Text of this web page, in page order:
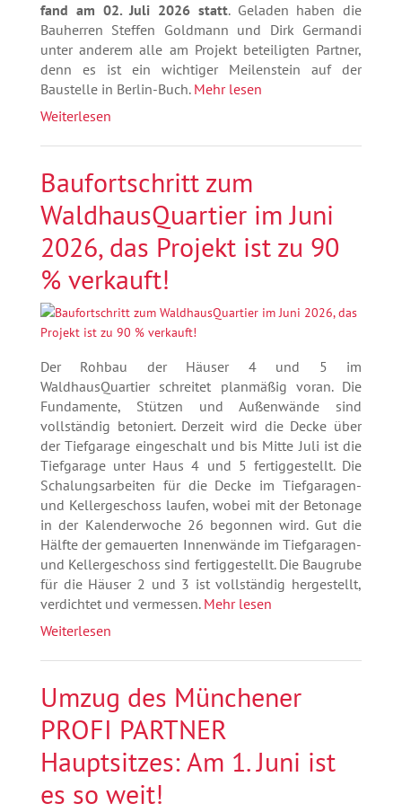
fand am 02. Juli 2026 statt. Geladen haben die
Bauherren Steffen Goldmann und Dirk Germandi
unter anderem alle am Projekt beteiligten Partner,
denn es ist ein wichtiger Meilenstein auf der
Baustelle in Berlin-Buch. Mehr lesen
Weiterlesen
Baufortschritt zum
WaldhausQuartier im Juni
2026, das Projekt ist zu 90
% verkauft!
Der Rohbau der Häuser 4 und 5 im
WaldhausQuartier schreitet planmäßig voran. Die
Fundamente, Stützen und Außenwände sind
vollständig betoniert. Derzeit wird die Decke über
der Tiefgarage eingeschalt und bis Mitte Juli ist die
Tiefgarage unter Haus 4 und 5 fertiggestellt. Die
Schalungsarbeiten für die Decke im Tiefgaragen-
und Kellergeschoss laufen, wobei mit der Betonage
in der Kalenderwoche 26 begonnen wird. Gut die
Hälfte der gemauerten Innenwände im Tiefgaragen-
und Kellergeschoss sind fertiggestellt. Die Baugrube
für die Häuser 2 und 3 ist vollständig hergestellt,
verdichtet und vermessen. Mehr lesen
Weiterlesen
Umzug des Münchener
PROFI PARTNER
Hauptsitzes: Am 1. Juni ist
es so weit!